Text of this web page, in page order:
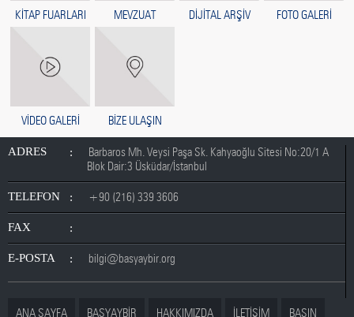
KİTAP FUARLARI MEVZUAT DİJİTAL ARŞİV FOTO GALERİ
VİDEO GALERİ BİZE ULAŞIN
ADRES
Barbaros Mh. Veysi Paşa Sk. Kahyaoğlu Sitesi No:20/1 A
Blok Dair:3 Üsküdar/İstanbul
TELEFON +90 (216) 339 3606
FAX
E-POSTA bilgi@basyaybir.org
ANA SAYFA BASYAYBİR HAKKIMIZDA İLETİŞİM BASIN